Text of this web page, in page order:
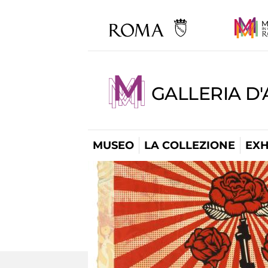
GALLERIA
MUSEO LA COLLEZIONE